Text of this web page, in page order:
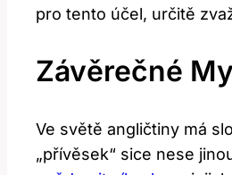
pro tento účel, určitě
Závěrečné
Ve světě angličtiny má
„přívěsek“ sice nese